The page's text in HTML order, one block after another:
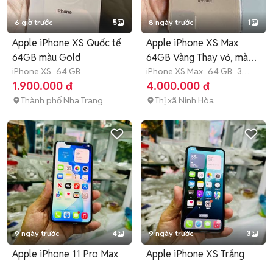
6 giờ trước 5
Apple iPhone XS Quốc tế
64GB màu Gold
iPhone XS 64 GB
1.900.000 đ
Thành phố Nha Trang
8 ngày trước 1
Apple iPhone XS Max
64GB Vàng Thay vỏ, màn,
pin
iPhone XS Max 64 GB 3
tháng
4.000.000 đ
Thị xã Ninh Hòa
9 ngày trước 4
Apple iPhone 11 Pro Max
9 ngày trước 3
Apple iPhone XS Trắng